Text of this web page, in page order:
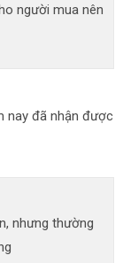
người mua nên
nay đã nhận được
nhưng thường